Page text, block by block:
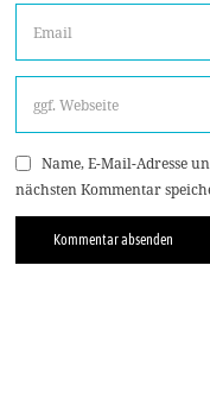
Name, E-Mail-Adresse
nächsten Kommentar